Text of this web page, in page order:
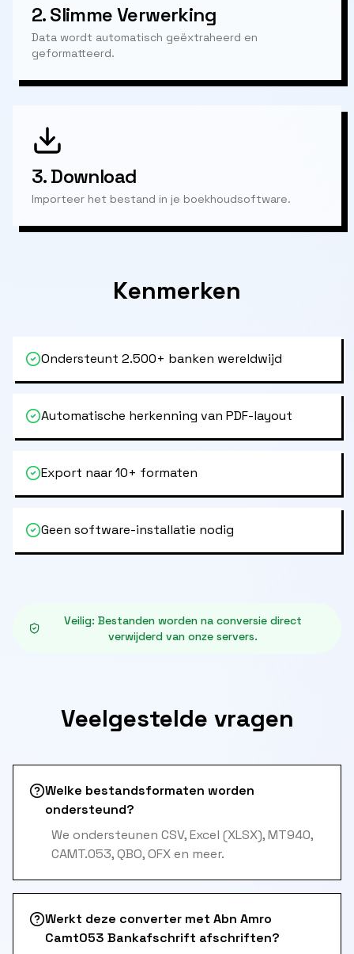
2.Slimme Verwerking
Data wordt automatisch geëxtraheerd en
geformatteerd.
3.Download
Importeer het bestand in je boekhoudsoftware.
Kenmerken
Ondersteunt 2.500+ banken wereldwijd
Automatische herkenning van PDF-layout
Export naar 10+ formaten
Geen software-installatie nodig
Veilig: Bestanden worden na conversie direct
verwijderd van onze servers.
Veelgestelde vragen
Welke bestandsformaten worden
ondersteund?
We ondersteunen CSV, Excel (XLSX), MT940,
CAMT.053, QBO, OFX en meer.
Werkt deze converter met Abn Amro
Camt053 Bankafschrift afschriften?